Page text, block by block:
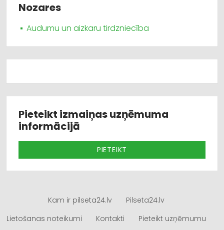
Nozares
Audumu un aizkaru tirdzniecība
Pieteikt izmaiņas uzņēmuma
informācijā
PIETEIKT
Kam ir pilseta24.lv
Pilseta24.lv
Lietošanas noteikumi
Kontakti Pieteikt uzņēmumu